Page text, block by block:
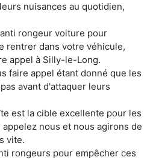
nuisances au quotidien,
rongeur voiture pour
rentrer dans votre véhicule,
appel à Silly-le-Long.
faire appel étant donné que les
avant d'attaquer leurs
est la cible excellente pour les
nous et nous agirons de
vite.
rongeurs pour empêcher ces